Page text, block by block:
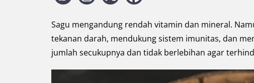
Sagu mengandung rendah vitamin dan mineral.
tekanan darah, mendukung sistem imunitas, dan
jumlah secukupnya dan tidak berlebihan agar